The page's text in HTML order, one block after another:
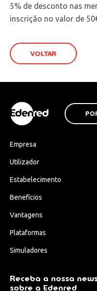
5% de desconto nas
inscrição no valor de
VOLTAR
Empresa
Utilizador
Estabelecimento
Benefícios
Vantagens
Plataformas
Simuladores
Receba a nossa
sobre a Edenred